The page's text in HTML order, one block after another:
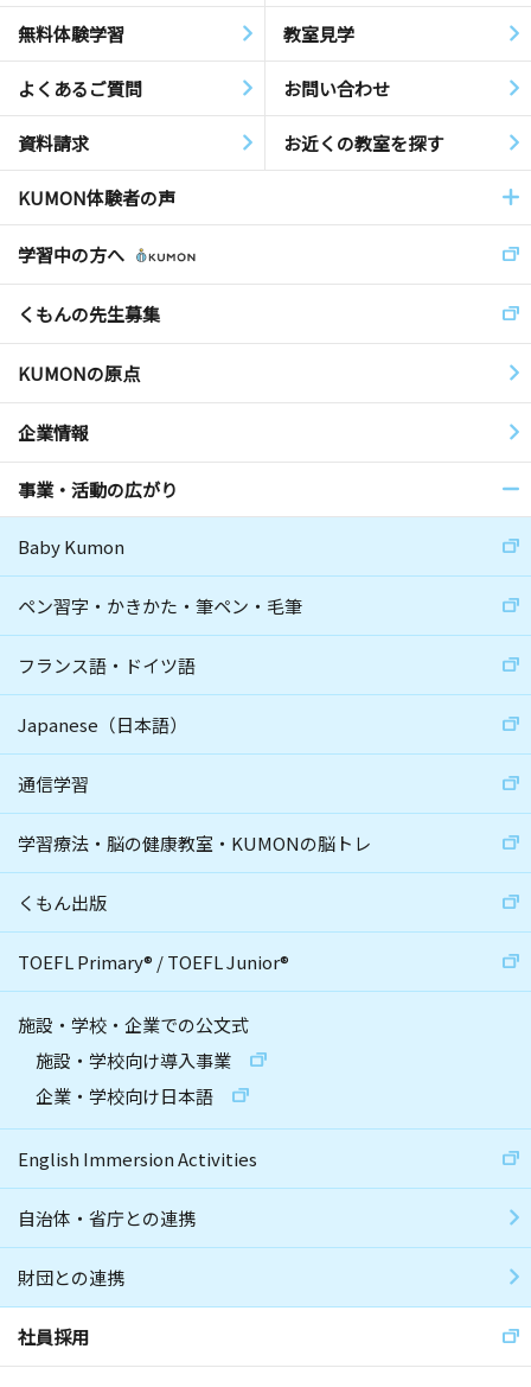
無料体験学習 教室見学
よくあるご質問 お問い合わせ
資料請求 お近くの教室を探す
KUMON体験者の声
学習中の方へ
くもんの先生募集
KUMONの原点
企業情報
事業・活動の広がり
Baby Kumon
ペン習字・かきかた・筆ペン・毛筆
フランス語・ドイツ語
Japanese（日本語）
通信学習
学習療法・脳の健康教室・KUMONの脳トレ
くもん出版
TOEFL Primary® /TOEFL Junior®
施設・学校・企業での公文式
施設・学校向け導入事業
企業・学校向け日本語
English Immersion Activities
自治体・省庁との連携
財団との連携
社員採用